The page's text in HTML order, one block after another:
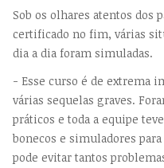
Sob os olhares atentos dos
certificado no fim, várias
dia a dia foram simuladas.
- Esse curso é de extrema
várias sequelas graves.
práticos e toda a equipe
bonecos e simuladores
pode evitar tantos